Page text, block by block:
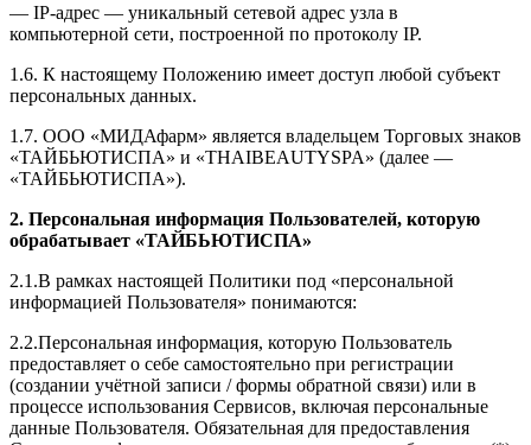
— IP-адрес — уникальный сетевой адрес узла в
компьютерной сети, построенной по протоколу IP.
1.6. К настоящему Положению имеет доступ любой субъект
персональных данных.
1.7. ООО «МИДАфарм» является владельцем Торговых знаков
«ТАЙБЬЮТИСПА» и «THAIBEAUTYSPA» (далее —
«ТАЙБЬЮТИСПА»).
2. Персональная информация Пользователей, которую
обрабатывает «ТАЙБЬЮТИСПА»
2.1.В рамках настоящей Политики под «персональной
информацией Пользователя» понимаются:
2.2.Персональная информация, которую Пользователь
предоставляет о себе самостоятельно при регистрации
(создании учётной записи / формы обратной связи) или в
процессе использования Сервисов, включая персональные
данные Пользователя. Обязательная для предоставления